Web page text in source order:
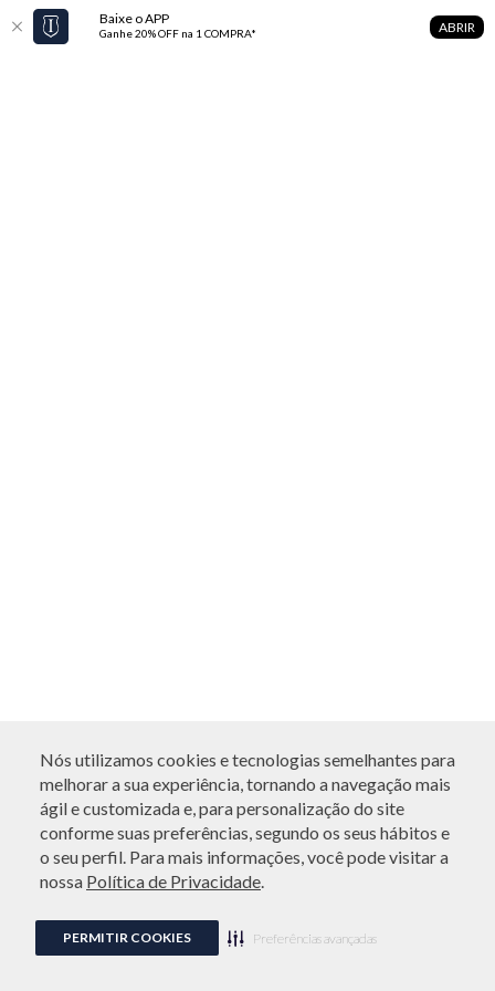
Baixe o APP
Ganhe 20% OFF na 1 COMPRA* ABRIR
Nós utilizamos cookies e tecnologias semelhantes para
melhorar a sua experiência, tornando a navegação mais
ágil e customizada e, para personalização do site
conforme suas preferências, segundo os seus hábitos e
o seu perfil. Para mais informações, você pode visitar a
nossa Política de Privacidade.
PERMITIR COOKIES Preferências avançadas